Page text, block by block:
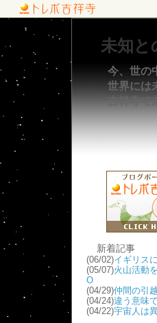
未知と
今、世の
世界には
吉祥寺で
新着記事
(06/02)イギリス
(05/07)火山活動
O
(04/29)仲間の引
(04/24)違う意味
(04/22)宇宙人は